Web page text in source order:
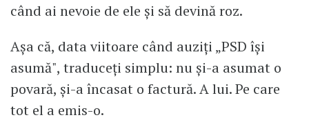
când ai nevoie de ele și să devină roz.
Așa că, data viitoare când auziți „PSD își
asumă", traduceți simplu: nu și-a asumat o
povară, și-a încasat o factură. A lui. Pe care
tot el a emis-o.